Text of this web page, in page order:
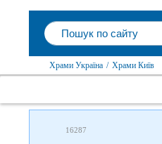
Храми Україна / Храми Київ
16287